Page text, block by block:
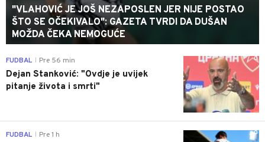
"VLAHOVIĆ JE JOŠ NEZAPOSLEN JER NIJE POSTAO
ŠTO SE OČEKIVALO": GAZETA TVRDI DA DUŠAN
MOŽDA ČEKA NEMOGUĆE
0
FUDBAL Pre 56 min
Dejan Stanković: "Ovdje je uvijek
pitanje života i smrti"
0
FUDBAL Pre 1 h